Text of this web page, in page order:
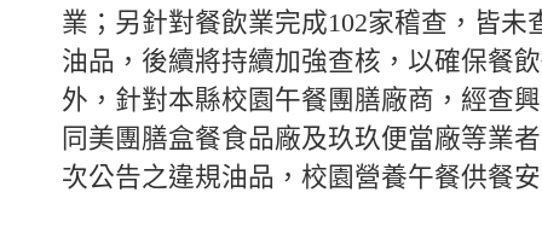
業；另針對餐飲業完成102家稽查，皆未
油品，後續將持續加強查核，以確保餐
外，針對本縣校園午餐團膳廠商，經查
同美團膳盒餐食品廠及玖玖便當廠等業
次公告之違規油品，校園營養午餐供餐